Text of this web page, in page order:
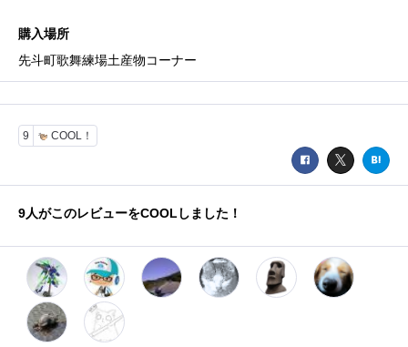
購入場所
先斗町歌舞練場土産物コーナー
9 COOL！
9人がこのレビューをCOOLしました！